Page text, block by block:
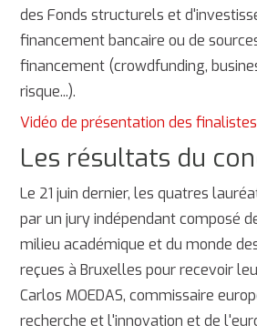
des Fonds structurels et
financement bancaire ou de
financement (crowdfunding,
risque...).
Vidéo de présentation des finalistes
Les résultats du
Le 21 juin dernier, les quatres
par un jury indépendant composé
milieu académique et du monde
reçues à Bruxelles pour recevoir
Carlos MOEDAS, commissaire
recherche et l'innovation et de